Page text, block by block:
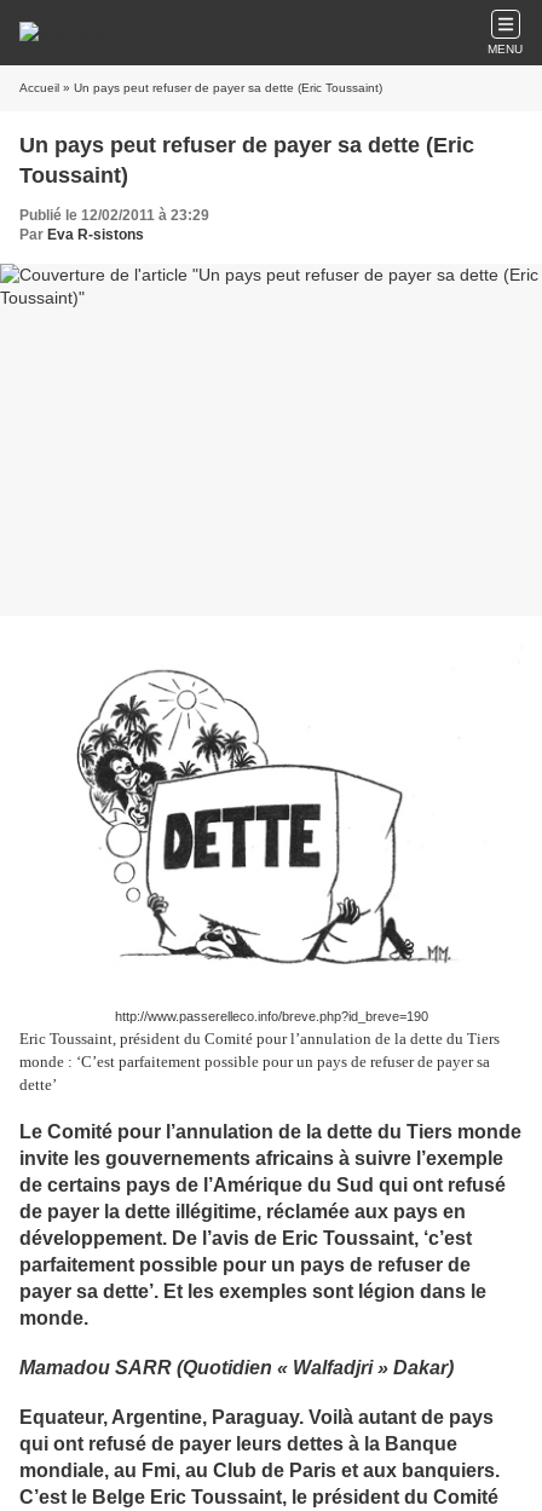
MENU
Accueil » Un pays peut refuser de payer sa dette (Eric Toussaint)
Un pays peut refuser de payer sa dette (Eric
Toussaint)
Publié le 12/02/2011 à 23:29
Par Eva R-sistons
http://www.passerelleco.info/breve.php?id_breve=190
Eric Toussaint, président du Comité pour l’annulation de la dette du Tiers
monde : ‘C’est parfaitement possible pour un pays de refuser de payer sa
dette’
Le Comité pour l’annulation de la dette du Tiers monde
invite les gouvernements africains à suivre l’exemple
de certains pays de l’Amérique du Sud qui ont refusé
de payer la dette illégitime, réclamée aux pays en
développement. De l’avis de Eric Toussaint, ‘c’est
parfaitement possible pour un pays de refuser de
payer sa dette’. Et les exemples sont légion dans le
monde.
Mamadou SARR (Quotidien « Walfadjri » Dakar)
Equateur, Argentine, Paraguay. Voilà autant de pays
qui ont refusé de payer leurs dettes à la Banque
mondiale, au Fmi, au Club de Paris et aux banquiers.
C’est le Belge Eric Toussaint, le président du Comité